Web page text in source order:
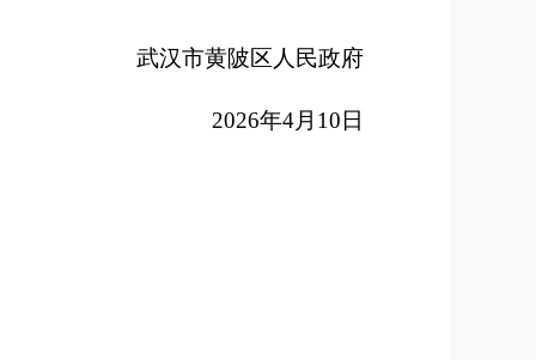
武汉市黄陂 区人民政府
2026年4月 10 日